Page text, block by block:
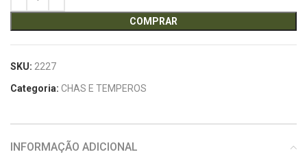
COMPRAR
SKU: 2227
Categoria: CHAS E TEMPEROS
INFORMAÇÃO ADICIONAL